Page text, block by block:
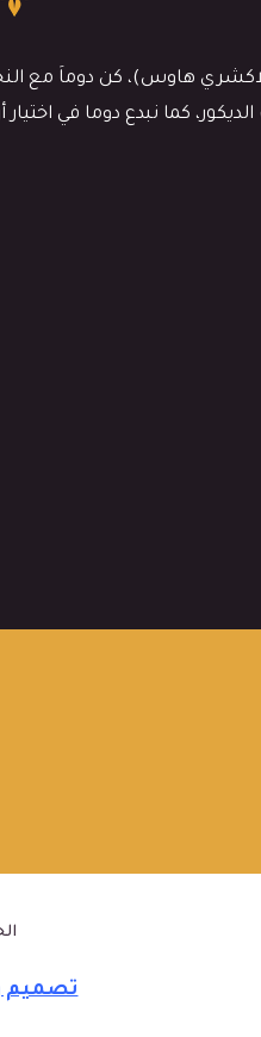
هاوس)، كن دوماَ مع
كما نبدع دوما في
تصميم